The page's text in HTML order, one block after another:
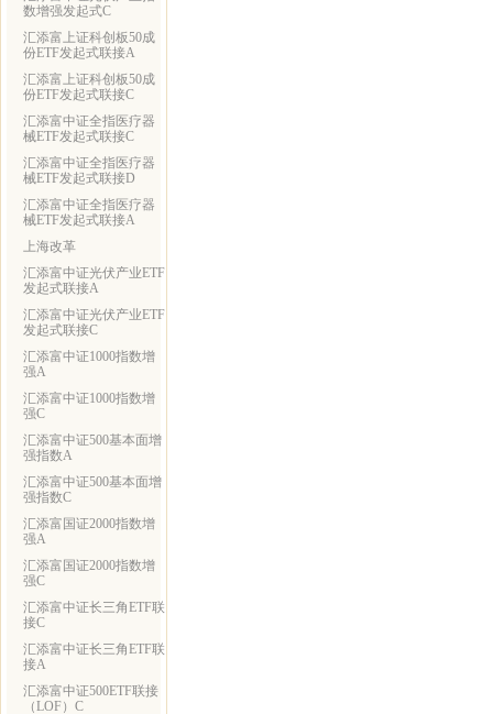
数增强发起式C
汇添富上证科创板50成
份ETF发起式联接A
汇添富上证科创板50成
份ETF发起式联接C
汇添富中证全指医疗器
械ETF发起式联接C
汇添富中证全指医疗器
械ETF发起式联接D
汇添富中证全指医疗器
械ETF发起式联接A
上海改革
汇添富中证光伏产业ETF
发起式联接A
汇添富中证光伏产业ETF
发起式联接C
汇添富中证1000指数增
强A
汇添富中证1000指数增
强C
汇添富中证500基本面增
强指数A
汇添富中证500基本面增
强指数C
汇添富国证2000指数增
强A
汇添富国证2000指数增
强C
汇添富中证长三角ETF联
接C
汇添富中证长三角ETF联
接A
汇添富中证500ETF联接
（LOF）C